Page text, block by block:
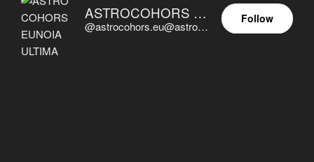
ASTROCOHORS EUNOIA ULTIMA
@astrocohors.eu@astrocohors.eu
Follow